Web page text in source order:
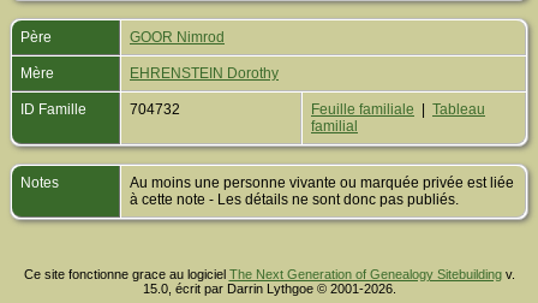
Père GOOR Nimrod
Mère EHRENSTEIN Dorothy
ID Famille 704732 Feuille familiale
Tableau
familial
Notes
Au moins une personne vivante ou marquée privée est liée
à cette note - Les détails ne sont donc pas publiés.
Ce site fonctionne grace au logiciel The Next Generation of Genealogy Sitebuildingv.
15.0, écrit par Darrin Lythgoe © 2001-2026.